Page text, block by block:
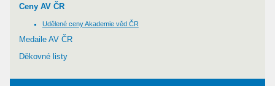
Ceny AV ČR
Udělené ceny Akademie věd ČR
Medaile AV ČR
Děkovné listy